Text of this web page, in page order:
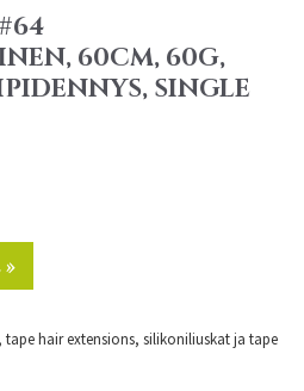
60CM, 60G,
SINGLE
»
hair extensions, silikoniliuskat ja tape